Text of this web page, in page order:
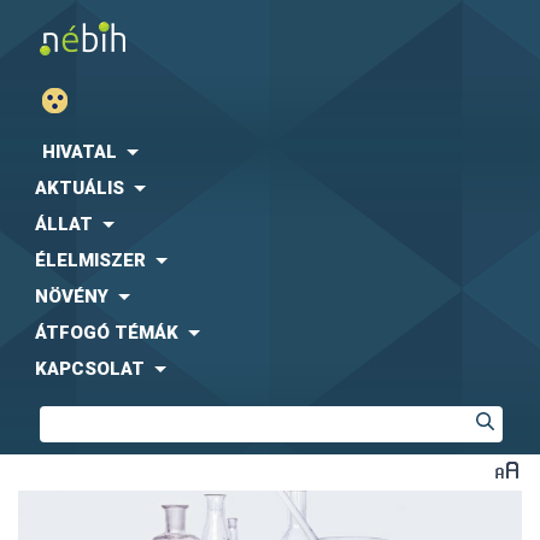
HIVATAL
AKTUÁLIS
ÁLLAT
ÉLELMISZER
NÖVÉNY
ÁTFOGÓ TÉMÁK
KAPCSOLAT